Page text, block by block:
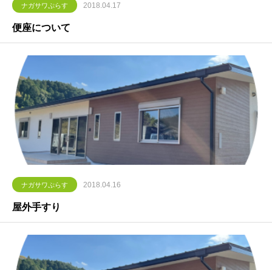
ナガサワぷらす 2018.04.17
便座について
ナガサワぷらす 2018.04.16
屋外手すり